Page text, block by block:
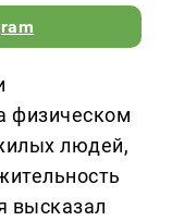
физическом
людей,
высказал